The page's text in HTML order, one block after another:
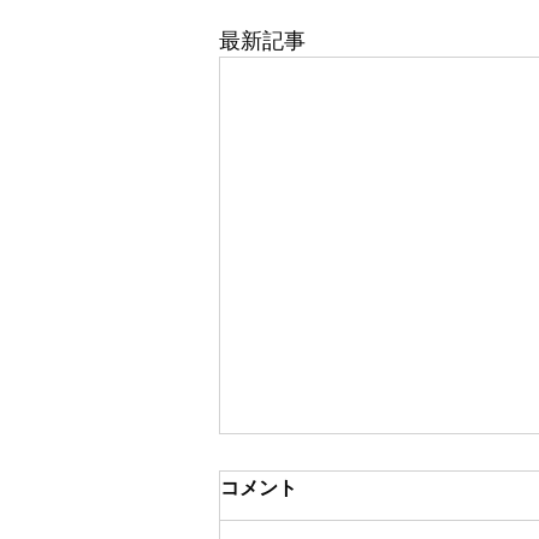
最新記事
スクール規約変更のお知らせ
スクール名変更に伴い、スクール
コメント